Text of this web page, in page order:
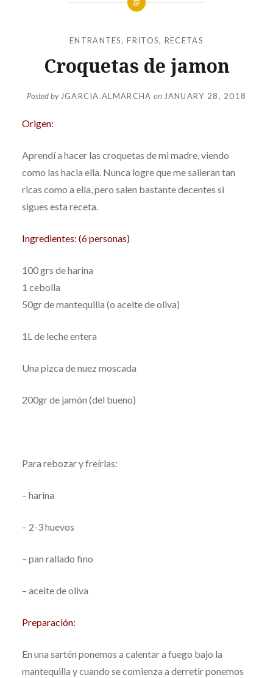
ENTRANTES,FRITOS, RECETAS
Croquetas de jamon
Posted by JGARCIA.ALMARCHA on JANUARY 28, 2018
Origen:
Aprendí a hacer las croquetas de mi madre, viendo
como las hacia ella. Nunca logre que me salieran tan
ricas como a ella, pero salen bastante decentes si
sigues esta receta.
Ingredientes: (6 personas)
100 grs de harina
1 cebolla
50gr de mantequilla (o aceite de oliva)
1L de leche entera
Una pizca de nuez moscada
200gr de jamón (del bueno)
Para rebozar y freírlas:
– harina
– 2-3 huevos
– pan rallado fino
– aceite de oliva
Preparación:
En una sartén ponemos a calentar a fuego bajo la
mantequilla y cuando se comienza a derretir ponemos